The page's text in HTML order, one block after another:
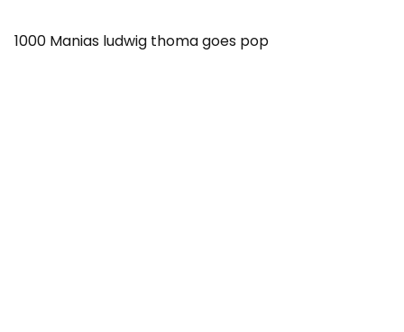
1000 Manias ludwig thoma goes pop